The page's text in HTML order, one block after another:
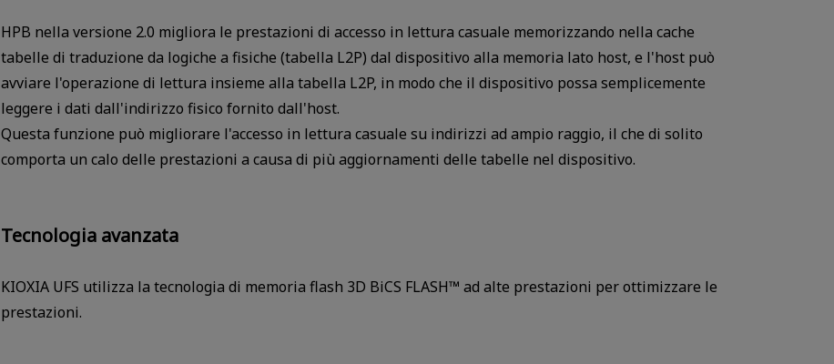
HPB nella versione 2.0 migliora le prestazioni di accesso in lettura casuale memorizzando nella cache
tabelle di traduzione da logiche a fisiche (tabella L2P) dal dispositivo alla memoria lato host, e l'host può
avviare l'operazione di lettura insieme alla tabella L2P, in modo che il dispositivo possa semplicemente
leggere i dati dall'indirizzo fisico fornito dall'host.
Questa funzione può migliorare l'accesso in lettura casuale su indirizzi ad ampio raggio, il che di solito
comporta un calo delle prestazioni a causa di più aggiornamenti delle tabelle nel dispositivo.
Tecnologia avanzata
KIOXIA UFS utilizza la tecnologia di memoria flash 3D BiCS FLASH™ ad alte prestazioni per ottimizzare le
prestazioni.